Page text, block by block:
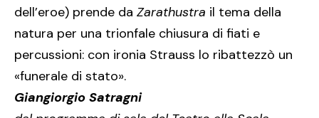
dell’eroe) prende da Zarathustra il tema della
natura per una trionfale chiusura di fiati e
percussioni: con ironia Strauss lo ribattezzò un
«funerale di stato».
Giangiorgio Satragni